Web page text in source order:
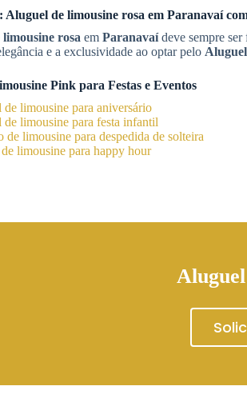
Aluguel de limousine rosa em Paranavaí
rosa em Paranavaídeve sempre ser
e a exclusividade ao optar pelo
Pink para Festas e Eventos
limousine para aniversário
de limousine para festa infantil
de limousine para despedida de solteira
de limousine para happy hour